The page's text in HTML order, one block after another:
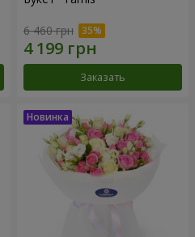
6 460 грн
Заказать